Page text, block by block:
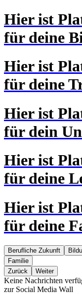
Hier ist
für deine
Hier ist
für deine
Hier ist
für dein
Hier ist
für deine
Hier ist
für deine
Berufliche Zukunft
Familie
Zurück
Weiter
Keine Nachrichten
zur Social Media Wall